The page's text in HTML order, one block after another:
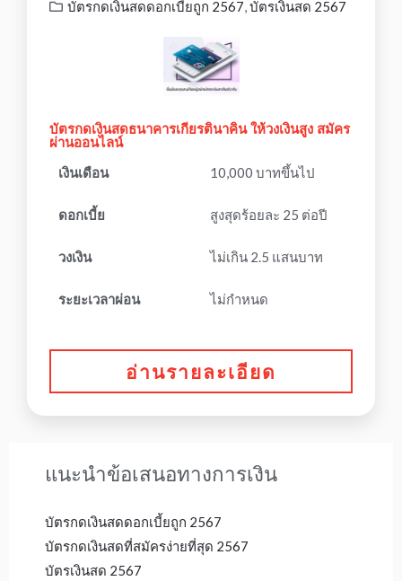
บัตรกดเงินสดดอกเบี้ยถูก 2567,บัตรเงินสด 2567
บัตรกดเงินสดธนาคารเกียรตินาคิน ให้วงเงินสูง สมัคร
ผ่านออนไลน์
เงินเดือน 10,000 บาทขึ้นไป
ดอกเบี้ย สูงสุดร้อยละ 25 ต่อปี
วงเงิน ไม่เกิน 2.5 แสนบาท
ระยะเวลาผ่อน ไม่กำหนด
อ่านรายละเอียด
แนะนำข้อเสนอทางการเงิน
บัตรกดเงินสดดอกเบี้ยถูก 2567
บัตรกดเงินสดที่สมัครง่ายที่สุด 2567
บัตรเงินสด 2567